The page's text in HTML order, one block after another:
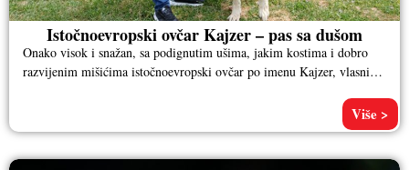
Istočnoevropski ovčar Kajzer – pas sa dušom
Onako visok i snažan, sa podignutim ušima, jakim kostima i dobro
razvijenim mišićima istočnoevropski ovčar po imenu Kajzer, vlasnika
Više >